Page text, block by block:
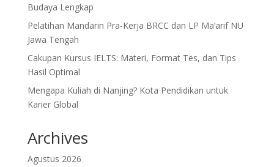
Budaya Lengkap
Pelatihan Mandarin Pra-Kerja BRCC dan LP Ma’arif NU
Jawa Tengah
Cakupan Kursus IELTS: Materi, Format Tes, dan Tips
Hasil Optimal
Mengapa Kuliah di Nanjing? Kota Pendidikan untuk
Karier Global
Archives
Agustus 2026